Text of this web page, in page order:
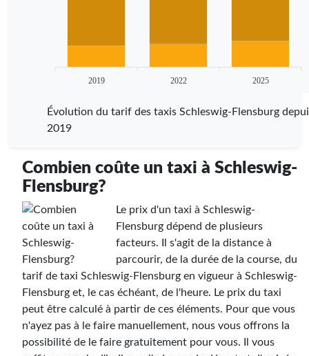
2019 2022 2025
Évolution du tarif des taxis Schleswig-Flensburg
2019
Combien coûte un taxi à Schleswig-
Flensburg?
Le prix d'un taxi à Schleswig-
Flensburg dépend de plusieurs
facteurs. Il s'agit de la distance à
parcourir, de la durée de la course, du
tarif de taxi Schleswig-Flensburg en vigueur à Schleswig-
Flensburg et, le cas échéant, de l'heure. Le prix du taxi
peut être calculé à partir de ces éléments. Pour que vous
n'ayez pas à le faire manuellement, nous vous offrons la
possibilité de le faire gratuitement pour vous. Il vous